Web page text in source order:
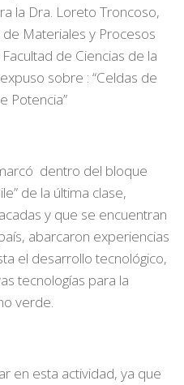
la Dra. Loreto Troncoso,
Materiales y Procesos
de Ciencias de la
sobre : “Celdas de
Potencia”
dentro del bloque
de la última clase,
y que se encuentran
abarcaron experiencias
el desarrollo tecnológico,
tecnologías para la
verde.
en esta actividad, ya que